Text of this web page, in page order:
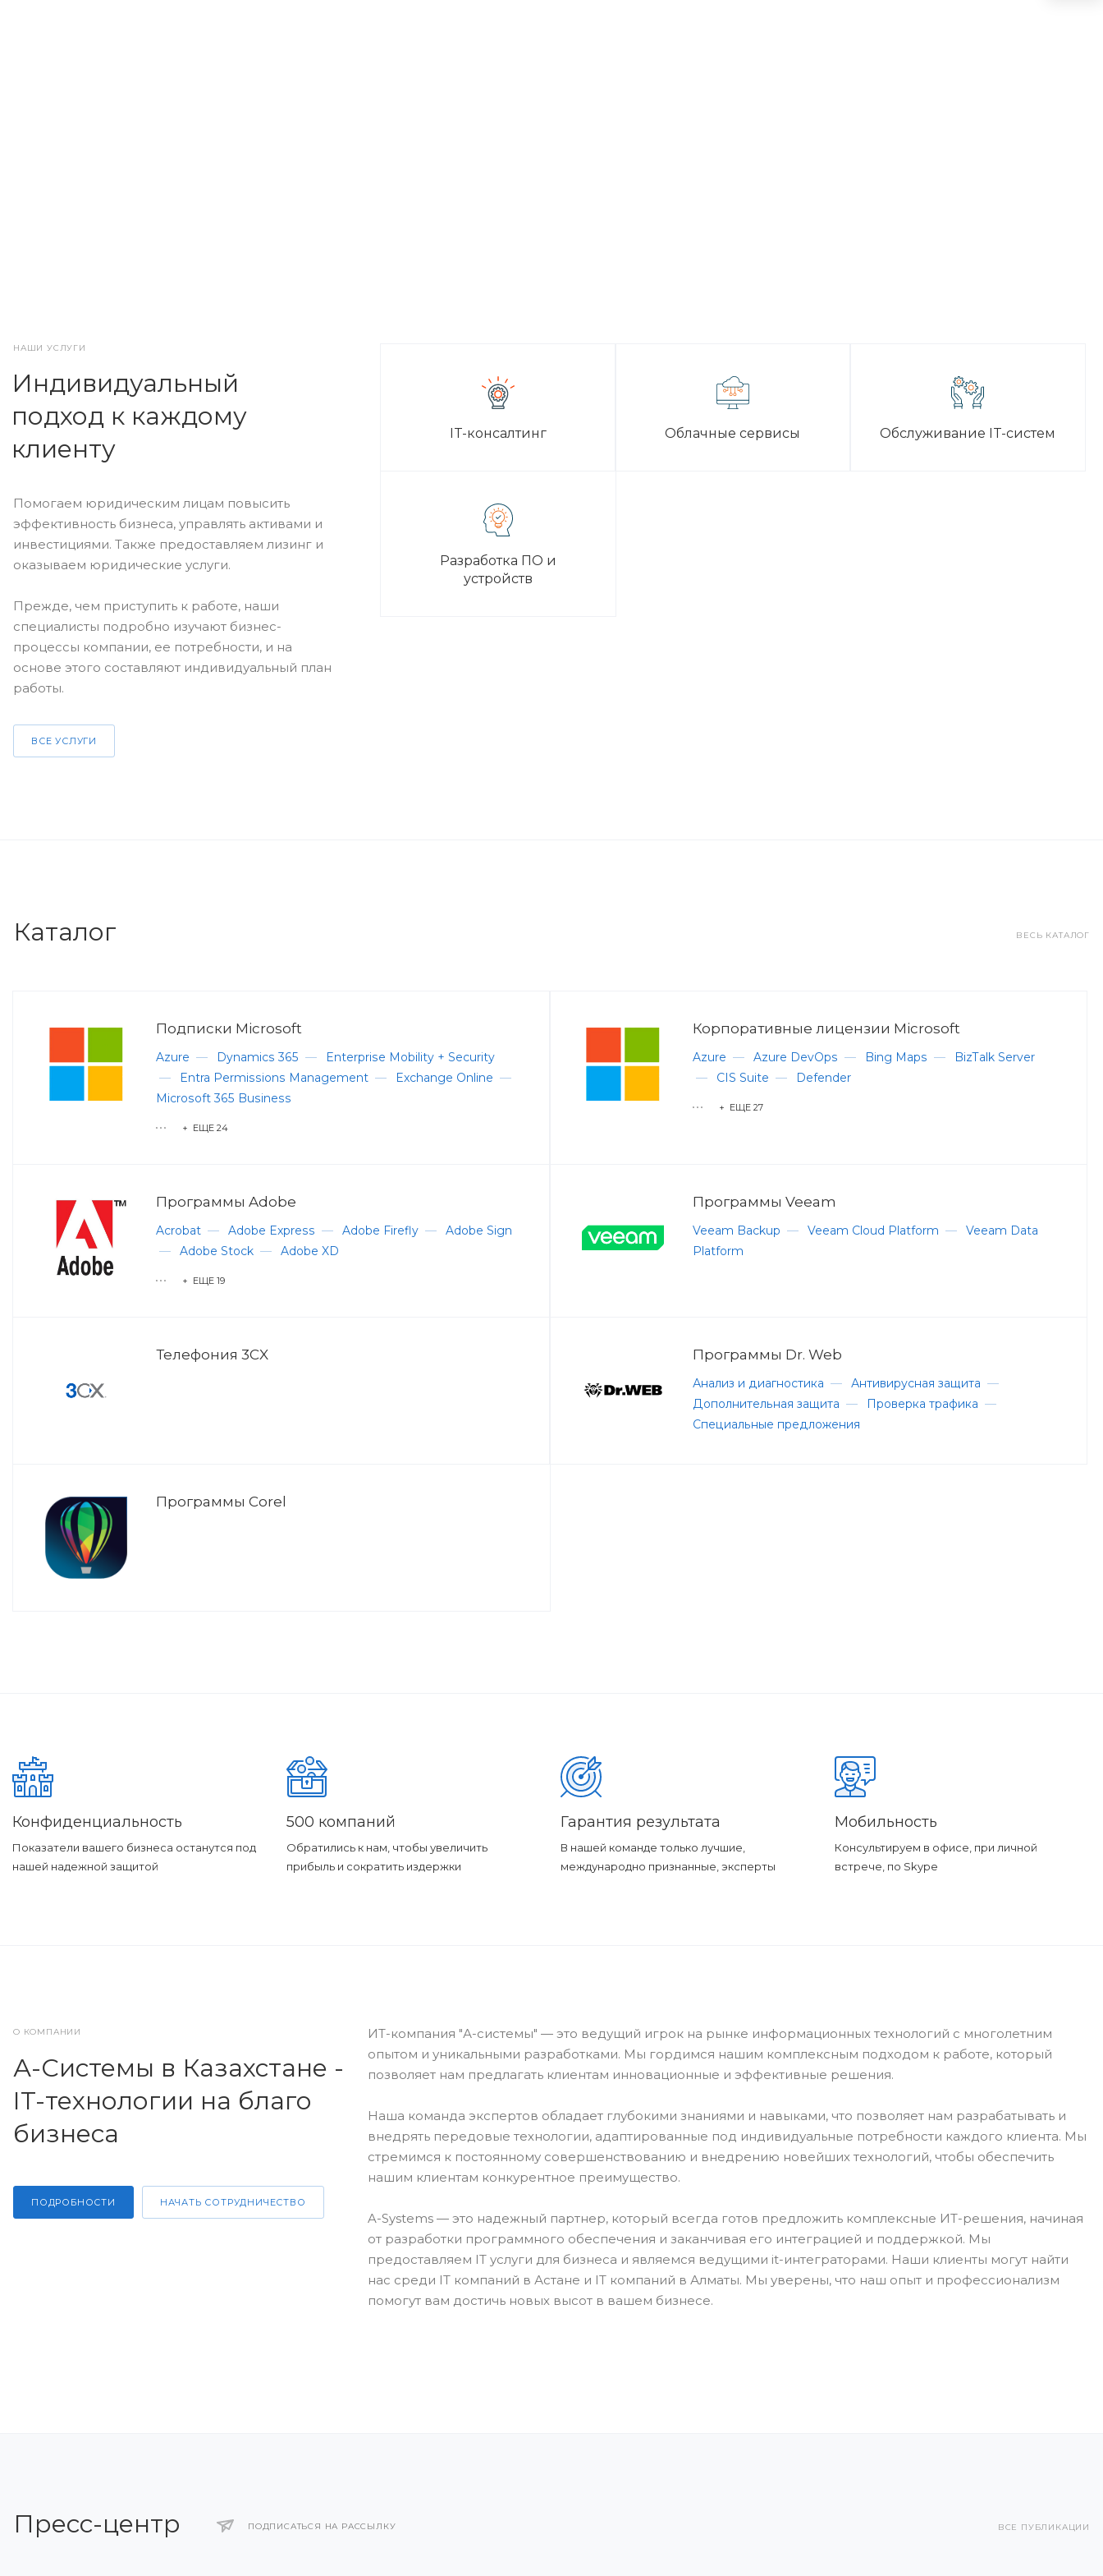
НАШИ УСЛУГИ
Индивидуальный
подход к каждому
клиенту
Помогаем юридическим лицам повысить
эффективность бизнеса, управлять активами и
инвестициями. Также предоставляем лизинг и
оказываем юридические услуги.
Прежде, чем приступить к работе, наши
специалисты подробно изучают бизнес-
процессы компании, ее потребности, и на
основе этого составляют индивидуальный план
работы.
ВСЕ УСЛУГИ
IT-консалтинг Облачные сервисы Обслуживание IT-систем
Разработка ПО и
устройств
ВЕСЬ КАТАЛОГ
Каталог
Подписки Microsoft
Azure — Dynamics 365 —
Enterprise Mobility + Security
—
Entra Permissions Management — Exchange Online —
Microsoft 365 Business
+ ЕЩЕ 24
Корпоративные лицензии Microsoft
Azure — Azure DevOps — Bing Maps —
BizTalk Server
—
CIS Suite — Defender
+ ЕЩЕ 27
Программы Adobe
Acrobat — Adobe Express — Adobe Firefly —
Adobe Sign
—
Adobe Stock — Adobe XD
+ ЕЩЕ 19
Программы Veeam
Veeam Backup — Veeam Cloud Platform —
Veeam Data
Platform
Телефония 3CX Программы Dr. Web
Анализ и диагностика — Антивирусная защита —
Дополнительная защита — Проверка трафика —
Специальные предложения
Программы Corel
Конфиденциальность
Показатели вашего бизнеса останутся под
нашей надежной защитой
500 компаний
Обратились к нам, чтобы увеличить
прибыль и сократить издержки
Гарантия результата
В нашей команде только лучшие,
международно признанные, эксперты
Мобильность
Консультируем в офисе, при личной
встрече, по Skype
О КОМПАНИИ
А-Системы в Казахстане -
IT-технологии на благо
бизнеса
ПОДРОБНОСТИ НАЧАТЬ СОТРУДНИЧЕСТВО
ИТ-компания "А-системы" — это ведущий игрок на рынке информационных технологий с многолетним
опытом и уникальными разработками. Мы гордимся нашим комплексным подходом к работе, который
позволяет нам предлагать клиентам инновационные и эффективные решения.
Наша команда экспертов обладает глубокими знаниями и навыками, что позволяет нам разрабатывать и
внедрять передовые технологии, адаптированные под индивидуальные потребности каждого клиента. Мы
стремимся к постоянному совершенствованию и внедрению новейших технологий, чтобы обеспечить
нашим клиентам конкурентное преимущество.
A-Systems — это надежный партнер, который всегда готов предложить комплексные ИТ-решения, начиная
от разработки программного обеспечения и заканчивая его интеграцией и поддержкой. Мы
предоставляем IT услуги для бизнеса и являемся ведущими it-интеграторами. Наши клиенты могут найти
нас среди IT компаний в Астане и IT компаний в Алматы. Мы уверены, что наш опыт и профессионализм
помогут вам достичь новых высот в вашем бизнесе.
ВСЕ ПУБЛИКАЦИИ
Пресс-центр ПОДПИСАТЬСЯ НА РАССЫЛКУ